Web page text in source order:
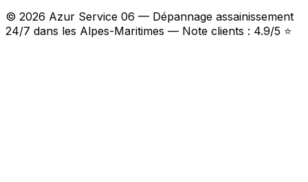
© 2026 Azur Service 06 — Dépannage assainissement
24/7 dans les Alpes-Maritimes — Note clients : 4.9/5 ⭐